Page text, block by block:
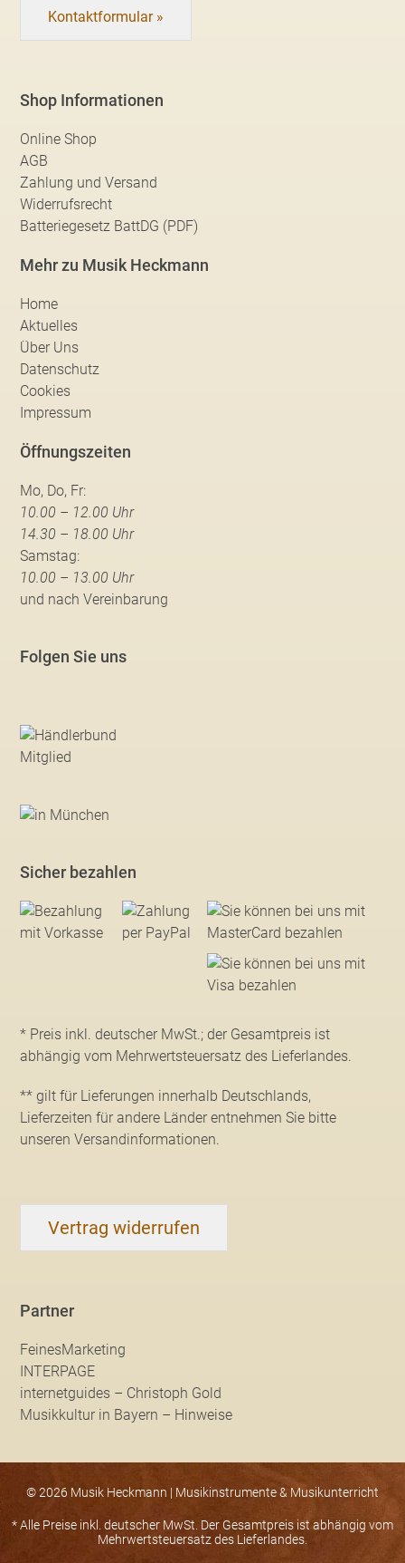
Kontaktformular »
Shop Informationen
Online Shop
AGB
Zahlung und Versand
Widerrufsrecht
Batteriegesetz BattDG (PDF)
Mehr zu Musik Heckmann
Home
Aktuelles
Über Uns
Datenschutz
Cookies
Impressum
Öffnungszeiten
Mo, Do, Fr:
10.00 – 12.00 Uhr
14.30 – 18.00 Uhr
Samstag:
10.00 – 13.00 Uhr
und nach Vereinbarung
Folgen Sie uns
Sicher bezahlen
* Preis inkl. deutscher MwSt.; der Gesamtpreis ist
abhängig vom Mehrwertsteuersatz des Lieferlandes.
** gilt für Lieferungen innerhalb Deutschlands,
Lieferzeiten für andere Länder entnehmen Sie bitte
unseren Versandinformationen.
Vertrag widerrufen
Partner
FeinesMarketing
INTERPAGE
internetguides – Christoph Gold
Musikkultur in Bayern – Hinweise
© 2026 Musik Heckmann | Musikinstrumente & Musikunterricht
* Alle Preise inkl. deutscher MwSt. Der Gesamtpreis ist abhängig vom
Mehrwertsteuersatz des Lieferlandes.